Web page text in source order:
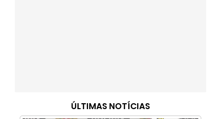
ÚLTIMAS NOTÍCIAS